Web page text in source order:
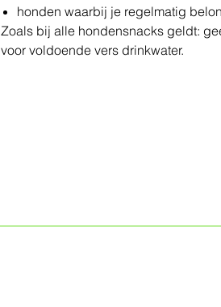
honden waarbij je regelmatig
Zoals bij alle hondensnacks geldt:
voor voldoende vers drinkwater.